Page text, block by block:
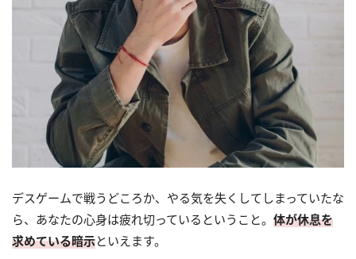
デスゲームで戦うどころか、やる気を失くしてしまっていたな
ら、あなたの心身は疲れ切っているということ。 体が休息を
求めている暗示といえます。